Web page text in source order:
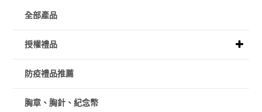
全部產品
授權禮品
防疫禮品推薦
胸章、胸針、紀念幣